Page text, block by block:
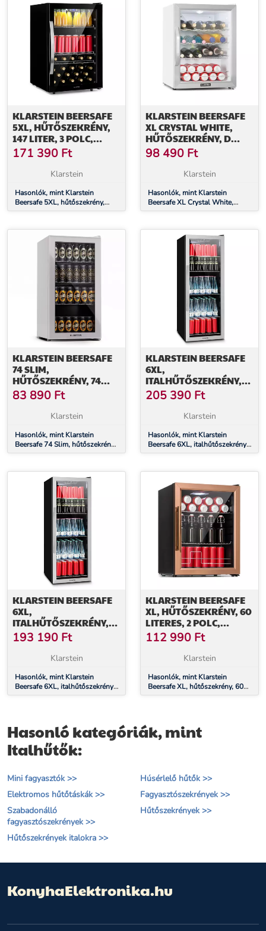
KLARSTEIN BEERSAFE
5XL, HŰTŐSZEKRÉNY,
147 LITER, 3 POLC,
PANORÁMA
ÜVEGAJTÓ,
ROZSDAMENTES ACÉL
171 390 Ft
Klarstein
Hasonlók, mint Klarstein
Beersafe 5XL, hűtőszekrény,
147 liter, 3 polc, panoráma
KLARSTEIN BEERSAFE
XL CRYSTAL WHITE,
HŰTŐSZEKRÉNY, D
ENERGIAHATÉKONYSÁGI
OSZTÁLY, 60 LITER, LED,
ÜVEGAJTÓ,
98 490 Ft
Klarstein
Hasonlók, mint Klarstein
Beersafe XL Crystal White,
hűtőszekrény, D
liter, LED, üvegajtó, fehér/ezüst
KLARSTEIN BEERSAFE
74 SLIM,
HŰTŐSZEKRÉNY, 74
LITER, 3 POLC,
PANORÁMÁS
ÜVEGAJTÓ
83 890 Ft
Klarstein
Hasonlók, mint Klarstein
Beersafe 74 Slim, hűtőszekrény,
74 liter, 3 polc, panorámás
KLARSTEIN BEERSAFE
6XL,
ITALHŰTŐSZEKRÉNY,
201 LITER, 0 -10°C,
ÜVEG, G
ENERGIAHATÉKONYSÁGI
ROZSDAMENTES ACÉL
205 390 Ft
Klarstein
Hasonlók, mint Klarstein
Beersafe 6XL, italhűtőszekrény,
201 liter, 0 -10°C, üveg, G
rozsdamentes acél
KLARSTEIN BEERSAFE
6XL,
ITALHŰTŐSZEKRÉNY,
171 LITER, 0 -10°C,
ÜVEG, G
ENERGIAHATÉKONYSÁGI
ROZSDAMENTES ACÉL
193 190 Ft
Klarstein
Hasonlók, mint Klarstein
Beersafe 6XL, italhűtőszekrény,
171 liter, 0 -10°C, üveg, G
KLARSTEIN BEERSAFE
XL, HŰTŐSZEKRÉNY, 60
LITERES, 2 POLC,
DUPLA HŐSZIGETELT
PANORÁMAAJTÓ,
ROZSDAMENTES ACÉL
112 990 Ft
Klarstein
Hasonlók, mint Klarstein
Beersafe XL, hűtőszekrény, 60
literes, 2 polc, dupla hőszigetelt
Hasonló kategóriák, mint
Italhűtők:
Mini fagyasztók >>
Húsérlelő hűtők >>
Elektromos hűtőtáskák >>
Fagyasztószekrények >>
Szabadonálló
fagyasztószekrények >>
Hűtőszekrények >>
Hűtőszekrények italokra >>
KonyhaElektronika.hu